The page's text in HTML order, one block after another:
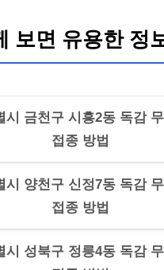
보면 유용한 정
시 금천구 시흥2동 독감
접종 방법
시 양천구 신정7동 독감
접종 방법
시 성북구 정릉4동 독감